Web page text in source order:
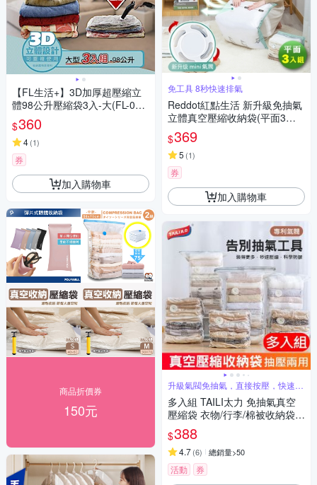
【FL生活+】3D加厚超壓縮立
體98公升壓縮袋3入-大(FL-02
0)
$360
4(1)
券
加入購物車
商品折價券
150元
免工具 8秒快速排氣
Reddot紅點生活 新升級免抽氣
立體真空壓縮收納袋(平面3入
組)
$369
5 (1)
券
加入購物車
升級氣閥免抽氣，直接按壓，快速排
氣
多入組 TAILI太力 免抽氣真空
壓縮袋 衣物/行李/棉被收納袋
平面/立體任選
$388
4.7(6) 總銷量>50
活動 券